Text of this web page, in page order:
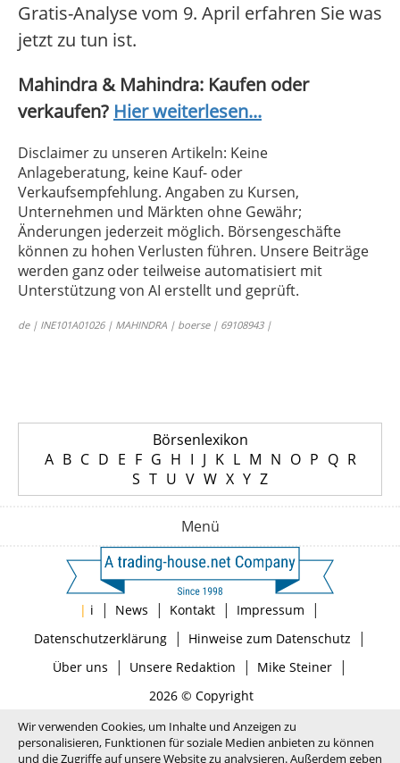
Gratis-Analyse vom 9. April erfahren Sie was
jetzt zu tun ist.
Mahindra & Mahindra: Kaufen oder
verkaufen? Hier weiterlesen...
Disclaimer zu unseren Artikeln: Keine
Anlageberatung, keine Kauf- oder
Verkaufsempfehlung. Angaben zu Kursen,
Unternehmen und Märkten ohne Gewähr;
Änderungen jederzeit möglich. Börsengeschäfte
können zu hohen Verlusten führen. Unsere Beiträge
werden ganz oder teilweise automatisiert mit
Unterstützung von AI erstellt und geprüft.
de | INE101A01026 | MAHINDRA | boerse | 69108943 |
Börsenlexikon
A B C D E F G H I J K L M N O P Q R
S T U V W X Y Z
Menü
| i | News | Kontakt | Impressum |
Datenschutzerklärung| Hinweise zum Datenschutz |
Über uns | Unsere Redaktion | Mike Steiner|
2026 © Copyright
Wir verwenden Cookies, um Inhalte und Anzeigen zu
personalisieren, Funktionen für soziale Medien anbieten zu können
und die Zugriffe auf unsere Website zu analysieren. Außerdem geben